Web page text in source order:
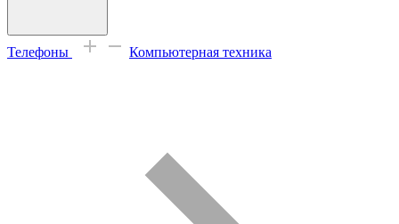
Телефоны Компьютерная техника